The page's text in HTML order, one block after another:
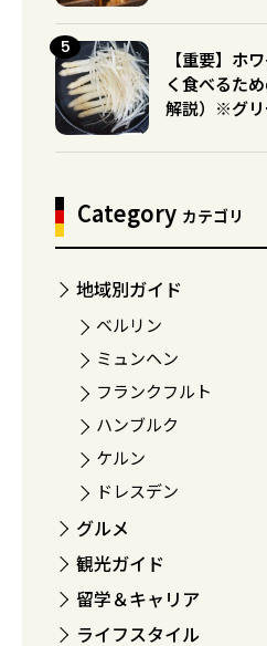
【重要】ホ
く食べるた
解説）※グリ
Category カテゴリ
地域別ガイド
ベルリン
ミュンヘン
フランクフルト
ハンブルク
ケルン
ドレスデン
グルメ
観光ガイド
留学＆キャリア
ライフスタイル